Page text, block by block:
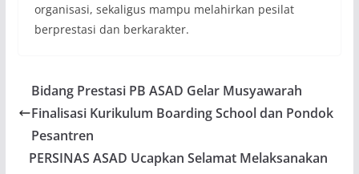
organisasi, sekaligus mampu melahirkan pesilat
berprestasi dan berkarakter.
Bidang Prestasi PB ASAD Gelar Musyawarah
Finalisasi Kurikulum Boarding School dan Pondok
Pesantren
PERSINAS ASAD Ucapkan Selamat Melaksanakan